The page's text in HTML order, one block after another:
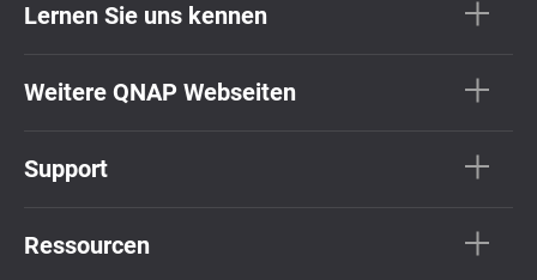
Lernen Sie uns kennen
Weitere QNAP Webseiten
Support
Ressourcen